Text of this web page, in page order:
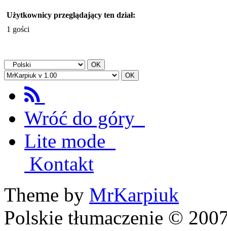
Użytkownicy przeglądający ten dział:
1 gości
Wróć do góry
Lite mode
Kontakt
Theme by MrKarpiuk
Polskie tłumaczenie ©